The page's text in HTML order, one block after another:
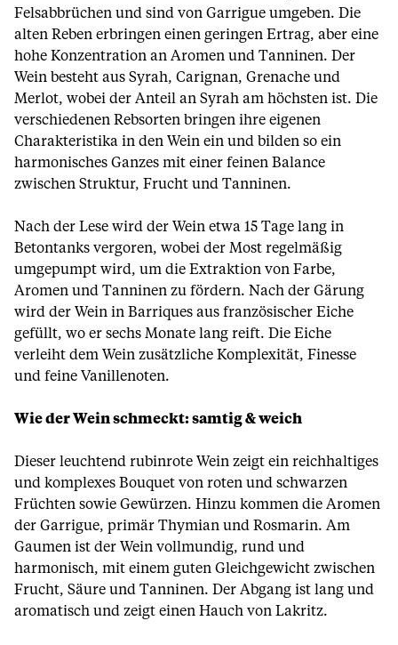
Felsabbrüchen und sind von Garrigue umgeben. Die
alten Reben erbringen einen geringen Ertrag, aber eine
hohe Konzentration an Aromen und Tanninen. Der
Wein besteht aus Syrah, Carignan, Grenache und
Merlot, wobei der Anteil an Syrah am höchsten ist. Die
verschiedenen Rebsorten bringen ihre eigenen
Charakteristika in den Wein ein und bilden so ein
harmonisches Ganzes mit einer feinen Balance
zwischen Struktur, Frucht und Tanninen.
Nach der Lese wird der Wein etwa 15 Tage lang in
Betontanks vergoren, wobei der Most regelmäßig
umgepumpt wird, um die Extraktion von Farbe,
Aromen und Tanninen zu fördern. Nach der Gärung
wird der Wein in Barriques aus französischer Eiche
gefüllt, wo er sechs Monate lang reift. Die Eiche
verleiht dem Wein zusätzliche Komplexität, Finesse
und feine Vanillenoten.
Wie der Wein schmeckt: samtig & weich
Dieser leuchtend rubinrote Wein zeigt ein reichhaltiges
und komplexes Bouquet von roten und schwarzen
Früchten sowie Gewürzen. Hinzu kommen die Aromen
der Garrigue, primär Thymian und Rosmarin. Am
Gaumen ist der Wein vollmundig, rund und
harmonisch, mit einem guten Gleichgewicht zwischen
Frucht, Säure und Tanninen. Der Abgang ist lang und
aromatisch und zeigt einen Hauch von Lakritz.